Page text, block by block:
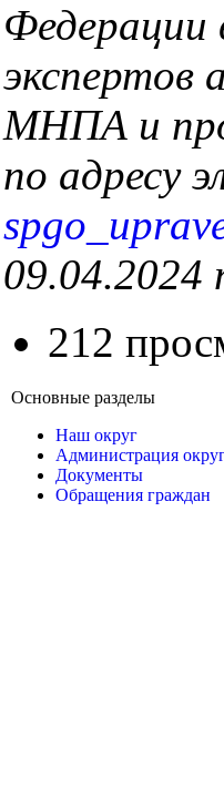
Федерации
экспертов
МНПА и
по адресу
09.04.2024
212
Основные разделы
Наш округ
Администрация
Документы
Обращения граждан